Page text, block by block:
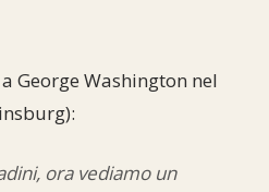
George Washington nel
ora vediamo un